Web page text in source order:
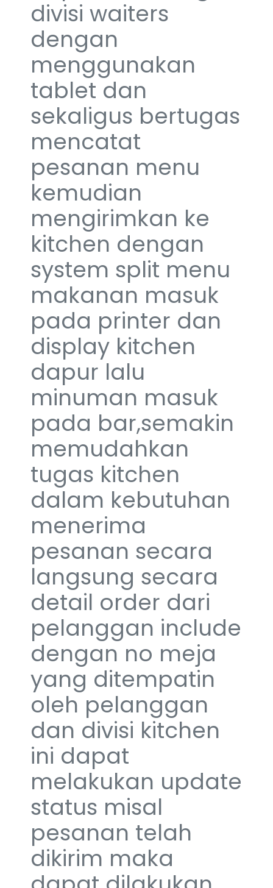
divisi waiters
dengan
menggunakan
tablet dan
sekaligus bertugas
mencatat
pesanan menu
kemudian
mengirimkan ke
kitchen dengan
system split menu
makanan masuk
pada printer dan
display kitchen
dapur lalu
minuman masuk
pada bar,semakin
memudahkan
tugas kitchen
dalam kebutuhan
menerima
pesanan secara
langsung secara
detail order dari
pelanggan include
dengan no meja
yang ditempatin
oleh pelanggan
dan divisi kitchen
ini dapat
melakukan update
status misal
pesanan telah
dikirim maka